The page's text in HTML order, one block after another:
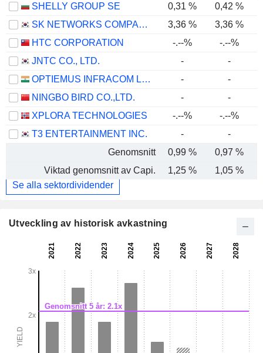
SHELLY GROUP SE
0,31 % 0,42 %
SK NETWORKS COMPANY LIMITED
3,36 % 3,36 %
HTC CORPORATION
-.--%
-.--%
JNTC CO., LTD.
- -
OPTIEMUS INFRACOM LIMITED
-
-
NINGBO BIRD CO.,LTD.
-
-
XPLORA TECHNOLOGIES
-.--% -.--%
T3 ENTERTAINMENT INC.
-
-
Genomsnitt
0,99 % 0,97 %
Viktad genomsnitt av Capi.
1,25 %
1,05 %
Se alla sektordividender
Utveckling av historisk avkastning